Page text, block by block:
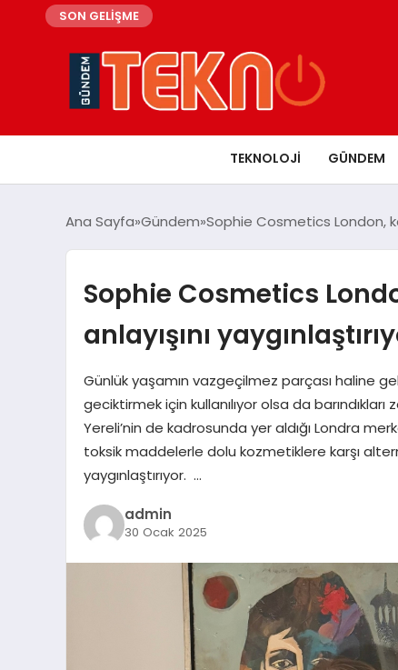
SON GELİŞME
TEKNOLOJI GÜNDEM
Ana Sayfa Gündem Sophie Cosmetics London,
Sophie Cosmetics
anlayışını
Günlük yaşamın vazgeçilmez parçası haline
geciktirmek için kullanılıyor olsa da
Yereli’nin de kadrosunda yer aldığı Londra
toksik maddelerle dolu kozmetiklere karşı
yaygınlaştırıyor. …
admin
30 Ocak 2025